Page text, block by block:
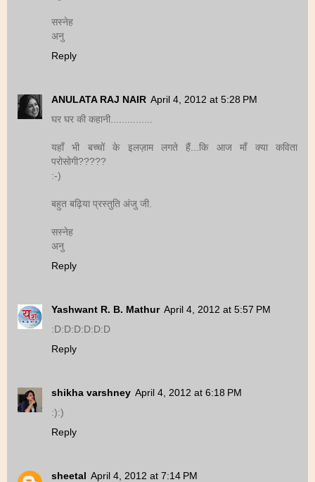
सस्नेह
अनु
Reply
ANULATA RAJ NAIR April 4, 2012 at 5:28 PM
घर घर की कहानी...............
यहाँ भी बच्चों के इलज़ाम लगते हैं...कि आज माँ क्या कविता
परोसोगी?????
:-)
बहुत बढ़िया प्रस्तुति अंजु जी.
सस्नेह
अनु
Reply
Yashwant R. B. Mathur April 4, 2012 at 5:57 PM
:D:D:D:D:D:D
Reply
shikha varshney April 4, 2012 at 6:18 PM
:):)
Reply
sheetal April 4, 2012 at 7:14 PM